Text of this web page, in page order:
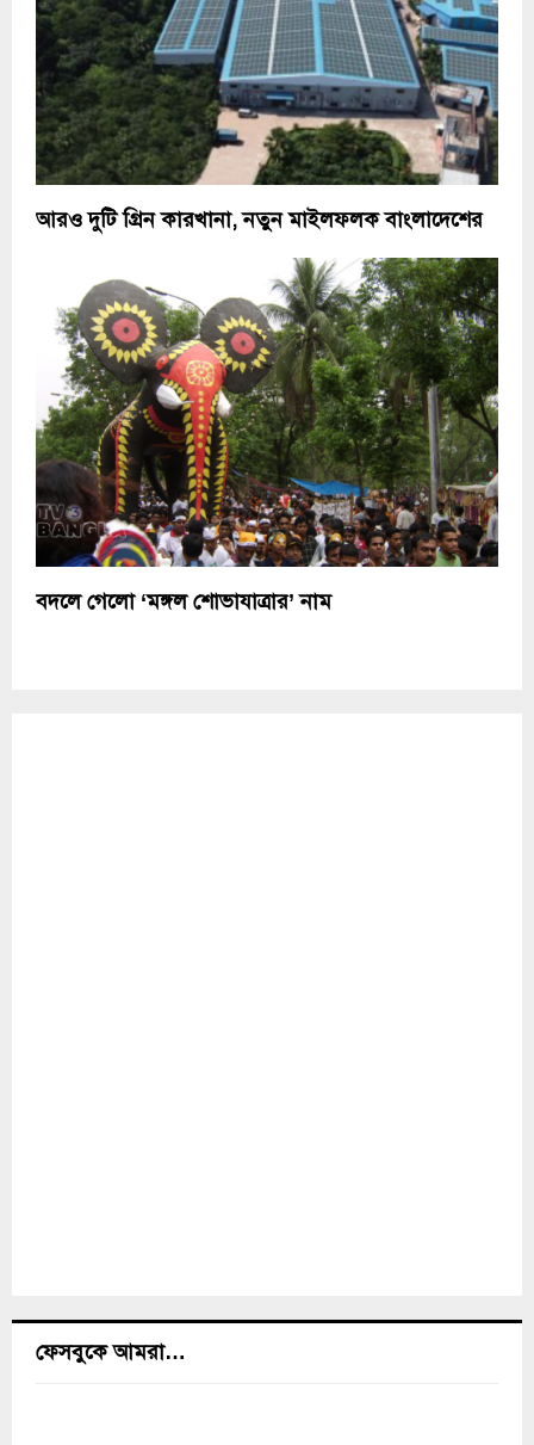
আরও দুটি গ্রিন কারখানা, নতুন মাইলফলক বাংলাদেশের
বদলে গেলো ‘মঙ্গল শোভাযাত্রার’ নাম
ফেসবুকে আমরা…